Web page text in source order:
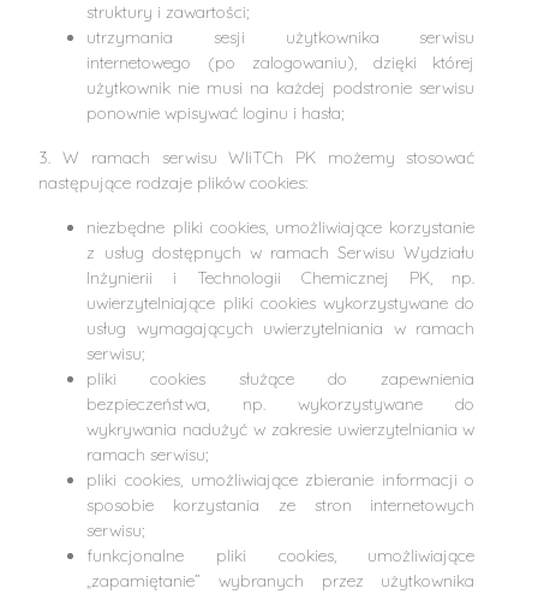
struktury i zawartości;
utrzymania sesji użytkownika serwisu
internetowego (po zalogowaniu), dzięki której
użytkownik nie musi na każdej podstronie serwisu
ponownie wpisywać loginu i hasła;
3. W ramach serwisu WIiTCh PK możemy stosować
następujące rodzaje plików cookies:
niezbędne pliki cookies, umożliwiające korzystanie
z usług dostępnych w ramach Serwisu Wydziału
Inżynierii i Technologii Chemicznej PK, np.
uwierzytelniające pliki cookies wykorzystywane do
usług wymagających uwierzytelniania w ramach
serwisu;
pliki cookies służące do zapewnienia
bezpieczeństwa, np. wykorzystywane do
wykrywania nadużyć w zakresie uwierzytelniania w
ramach serwisu;
pliki cookies, umożliwiające zbieranie informacji o
sposobie korzystania ze stron internetowych
serwisu;
funkcjonalne pliki cookies, umożliwiające
„zapamiętanie” wybranych przez użytkownika